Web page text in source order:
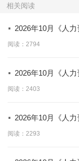
相关阅读
· 2026年10月《人
分必学】
阅读：2794
· 2026年10月《人
阅读：2403
· 2026年10月《人
题】
阅读：2293